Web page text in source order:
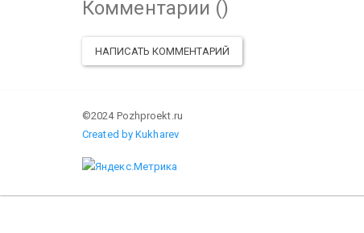
Комментарии ()
НАПИСАТЬ КОММЕНТАРИЙ
©2024 Pozhproekt.ru
Created by Kukharev